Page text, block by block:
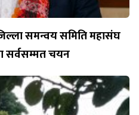
समन्वय समिति महासंघ
सर्वसम्मत चयन